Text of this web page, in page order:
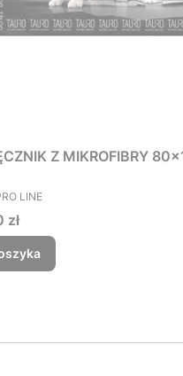
Z MIKROFIBRY
LINE
zł